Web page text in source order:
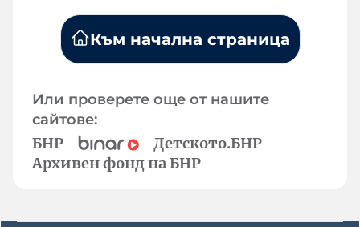
Към начална страница
Или проверете още от нашите
сайтове:
БНР
Детското.БНР
Архивен фонд на БНР